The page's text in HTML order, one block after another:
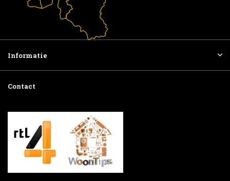
Informatie
Contact